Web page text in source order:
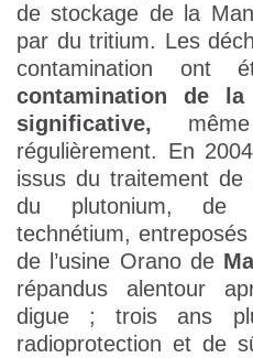
de stockage de la
par du tritium. Les
contamination ont
contamination de
significative,
régulièrement. En
issus du traitement de
du plutonium, de
technétium,
de l’usine Orano de
répandus alentour
digue ; trois ans
radioprotection et de